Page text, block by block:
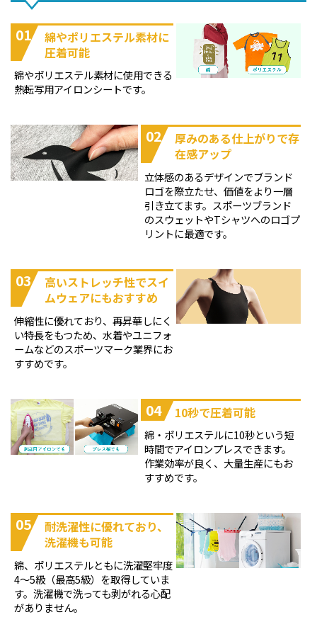
01
綿やポリエステル素材に
圧着可能
綿やポリエステル素材に使用できる
熱転写用アイロンシートです。
02
厚みのある仕上がりで存
在感アップ
立体感のあるデザインでブランド
ロゴを際立たせ、価値をより一層
引き立てます。スポーツブランド
のスウェットやTシャツへのロゴプ
リントに最適です。
03
高いストレッチ性でスイ
ムウェアにもおすすめ
伸縮性に優れており、再昇華しにく
い特長をもつため、水着やユニフォ
ームなどのスポーツマーク業界にお
すすめです。
04 10秒で圧着可能
綿・ポリエステルに10秒という短
時間でアイロンプレスできます。
作業効率が良く、大量生産にもお
すすめです。
05
耐洗濯性に優れており、
洗濯機も可能
綿、ポリエステルともに洗濯堅牢度
4～5級（最高5級）を取得していま
す。洗濯機で洗っても剥がれる心配
がありません。